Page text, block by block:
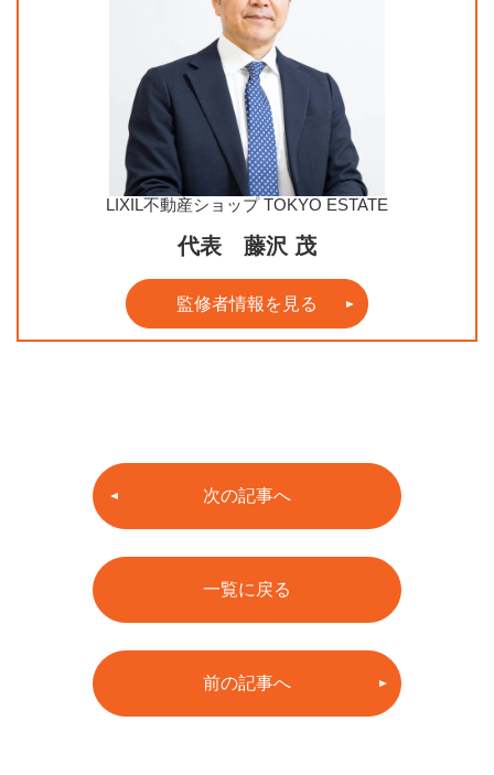
LIXIL不動産ショップ TOKYO ESTATE
代表 藤沢 茂
監修者情報を見る
次の記事へ
一覧に戻る
前の記事へ